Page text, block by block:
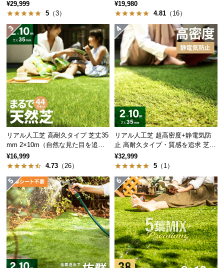
企
業
o.,
プレーン葉
オリーブ
グリーン
20%
ウェーブ葉
グリーン
20%
ウェーブ葉
オータムカラー
20%
5種のミックス葉!
アースカラーが持つ自然の風合い
自然色に近い落ち着いたアースカラーは馴染みがよ
く、さらにリアリティーが増します。
35mm 2×10m
¥29,999
5 （3）
た目追求・U字ピン付）
¥19,980
4.81 （16）
リアル人工芝 高耐久タイプ 芝丈35
mm 2×10m（自然な見た目を追
求・U字ピン付属）
¥16,999
4.73 （26）
リアル人工芝 超高密度+静電気防
止 高耐久タイプ・質感を追求 芝丈
35mm 2×10m
¥32,999
5 （1）